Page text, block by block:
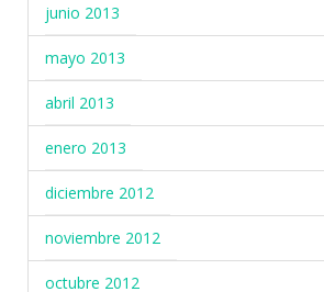
junio 2013
mayo 2013
abril 2013
enero 2013
diciembre 2012
noviembre 2012
octubre 2012